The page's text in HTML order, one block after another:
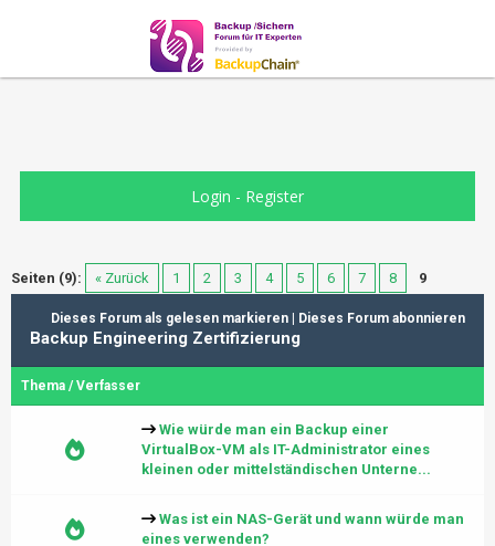
Login - Register
Seiten (9): « Zurück 1 2 3 4 5 6 7 8 9
Dieses Forum als gelesen markieren Dieses Forum abonnieren
Backup Engineering Zertifizierung
Thema /Verfasser
Wie würde man ein Backup einer
VirtualBox-VM als IT-Administrator eines
kleinen oder mittelständischen Unterne...
Was ist ein NAS-Gerät und wann würde man
eines verwenden?